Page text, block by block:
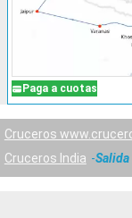
Paga a cuotas
Cruceros
Cruceros India